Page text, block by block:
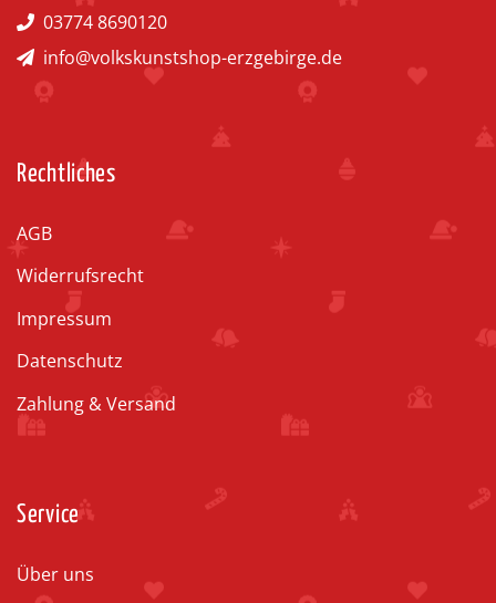
03774 8690120
info@volkskunstshop-erzgebirge.de
Rechtliches
AGB
Widerrufsrecht
Impressum
Datenschutz
Zahlung & Versand
Service
Über uns